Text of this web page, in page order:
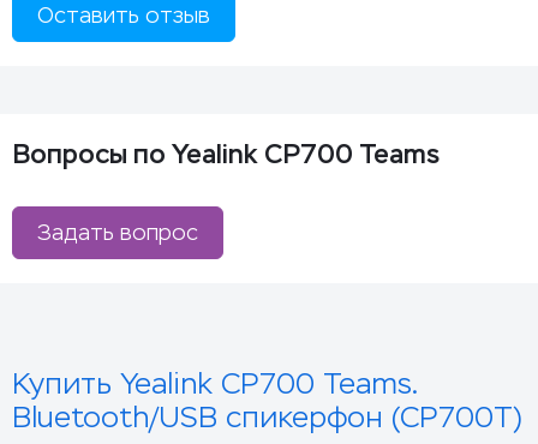
Оставить отзыв
Вопросы по Yealink CP700 Teams
Задать вопрос
Купить Yealink CP700 Teams.
Bluetooth/USB спикерфон (CP700T)